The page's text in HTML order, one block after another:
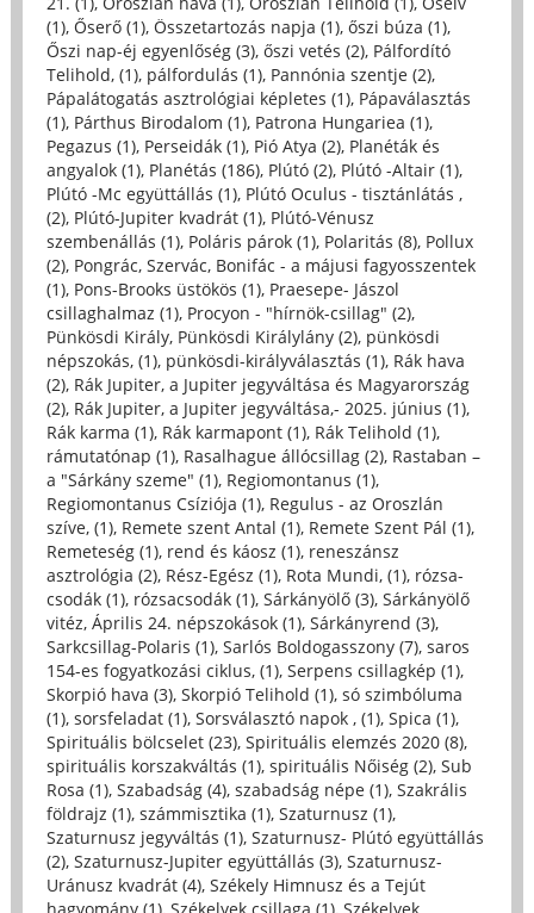
(1), Őserő (1), Összetartozás napja (1), őszi búza (1),
Őszi nap-éj egyenlőség (3), őszi vetés (2), Pálfordító
Telihold, (1), pálfordulás (1), Pannónia szentje (2),
Pápalátogatás asztrológiai képletes (1), Pápaválasztás
(1), Párthus Birodalom (1), Patrona Hungariea (1),
Pegazus (1), Perseidák (1), Pió Atya (2), Planéták és
angyalok (1), Planétás (186), Plútó (2), Plútó -Altair (1),
Plútó -Mc együttállás (1), Plútó Oculus - tisztánlátás ,
(2), Plútó-Jupiter kvadrát (1), Plútó-Vénusz
szembenállás (1), Poláris párok (1), Polaritás (8), Pollux
(2), Pongrác, Szervác, Bonifác - a májusi fagyosszentek
(1), Pons-Brooks üstökös (1), Praesepe- Jászol
csillaghalmaz (1), Procyon - "hírnök-csillag" (2),
Pünkösdi Király, Pünkösdi Királylány (2), pünkösdi
népszokás, (1), pünkösdi-királyválasztás (1), Rák hava
(2), Rák Jupiter, a Jupiter jegyváltása és Magyarország
(2), Rák Jupiter, a Jupiter jegyváltása,- 2025. június (1),
Rák karma (1), Rák karmapont (1), Rák Telihold (1),
rámutatónap (1), Rasalhague állócsillag (2), Rastaban –
a "Sárkány szeme" (1), Regiomontanus (1),
Regiomontanus Csíziója (1), Regulus - az Oroszlán
szíve, (1), Remete szent Antal (1), Remete Szent Pál (1),
Remeteség (1), rend és káosz (1), reneszánsz
asztrológia (2), Rész-Egész (1), Rota Mundi, (1), rózsa-
csodák (1), rózsacsodák (1), Sárkányölő (3), Sárkányölő
vitéz, Április 24. népszokások (1), Sárkányrend (3),
Sarkcsillag-Polaris (1), Sarlós Boldogasszony (7), saros
154-es fogyatkozási ciklus, (1), Serpens csillagkép (1),
Skorpió hava (3), Skorpió Telihold (1), só szimbóluma
(1), sorsfeladat (1), Sorsválasztó napok , (1), Spica (1),
Spirituális bölcselet (23), Spirituális elemzés 2020 (8),
spirituális korszakváltás (1), spirituális Nőiség (2), Sub
Rosa (1), Szabadság (4), szabadság népe (1), Szakrális
földrajz (1), számmisztika (1), Szaturnusz (1),
Szaturnusz jegyváltás (1), Szaturnusz- Plútó együttállás
(2), Szaturnusz-Jupiter együttállás (3), Szaturnusz-
Uránusz kvadrát (4), Székely Himnusz és a Tejút